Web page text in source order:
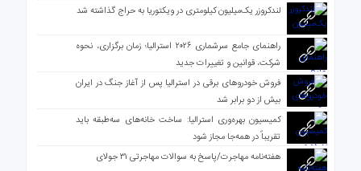
لندکروزر یک‌میلیون کیلومتری در ویکتوریا به حراج گذاشته شد
راهنمای جامع سرشماری ۲۰۲۶ استرالیا؛ زمان برگزاری، نحوه
شرکت، قوانین و تغییرات جدید
فروش خودروهای برقی در استرالیا پس از آغاز جنگ در ایران
بیش از دو برابر شد
کمیسیون بهره‌وری استرالیا: ساخت خانه‌های سه‌طبقه باید
تقریباً در همه‌جا مجاز شود
هفته‌نامه مهاجرت/پاسخ به سوالات مهاجرتی ۳۱ جولای